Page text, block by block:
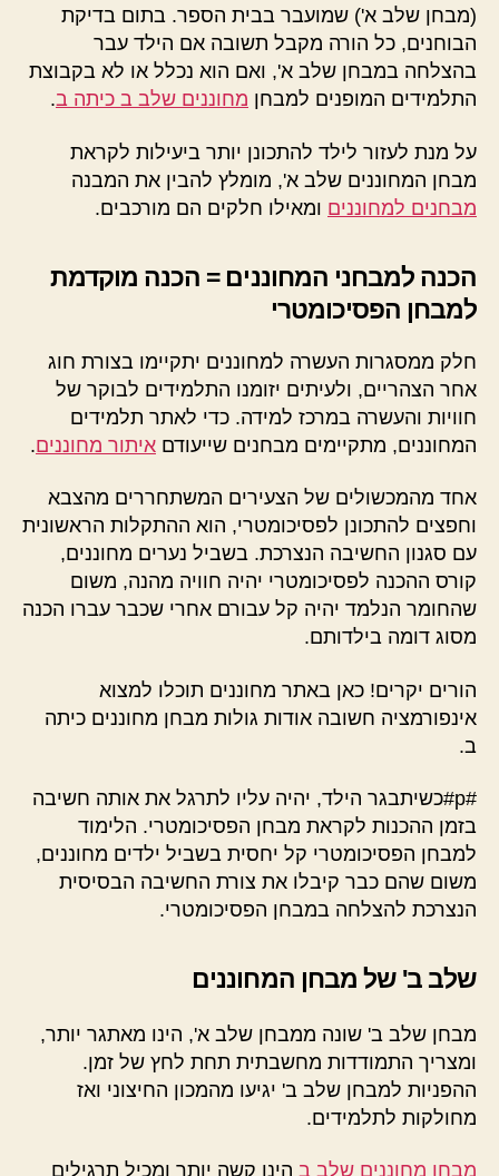
(מבחן שלב א') שמועבר בבית הספר. בתום בדיקת
הבוחנים, כל הורה מקבל תשובה אם הילד עבר
בהצלחה במבחן שלב א', ואם הוא נכלל או לא בקבוצת
התלמידים המופנים למבחן מחוננים שלב ב כיתה ב.
על מנת לעזור לילד להתכונן יותר ביעילות לקראת
מבחן המחוננים שלב א', מומלץ להבין את המבנה
מבחנים למחוננים ומאילו חלקים הם מורכבים.
הכנה למבחני המחוננים = הכנה מוקדמת
למבחן הפסיכומטרי
חלק ממסגרות העשרה למחוננים יתקיימו בצורת חוג
אחר הצהריים, ולעיתים יזומנו התלמידים לבוקר של
חוויות והעשרה במרכז למידה. כדי לאתר תלמידים
המחוננים, מתקיימים מבחנים שייעודם איתור מחוננים.
אחד מהמכשולים של הצעירים המשתחררים מהצבא
וחפצים להתכונן לפסיכומטרי, הוא ההתקלות הראשונית
עם סגנון החשיבה הנצרכת. בשביל נערים מחוננים,
קורס ההכנה לפסיכומטרי יהיה חוויה מהנה, משום
שהחומר הנלמד יהיה קל עבורם אחרי שכבר עברו הכנה
מסוג דומה בילדותם.
הורים יקרים! כאן באתר מחוננים תוכלו למצוא
אינפורמציה חשובה אודות גולות מבחן מחוננים כיתה
ב.
#p#כשיתבגר הילד, יהיה עליו לתרגל את אותה חשיבה
בזמן ההכנות לקראת מבחן הפסיכומטרי. הלימוד
למבחן הפסיכומטרי קל יחסית בשביל ילדים מחוננים,
משום שהם כבר קיבלו את צורת החשיבה הבסיסית
הנצרכת להצלחה במבחן הפסיכומטרי.
שלב ב' של מבחן המחוננים
מבחן שלב ב' שונה ממבחן שלב א', הינו מאתגר יותר,
ומצריך התמודדות מחשבתית תחת לחץ של זמן.
ההפניות למבחן שלב ב' יגיעו מהמכון החיצוני ואז
מחולקות לתלמידים.
מבחן מחוננים שלב ב הינו קשה יותר ומכיל תרגילים